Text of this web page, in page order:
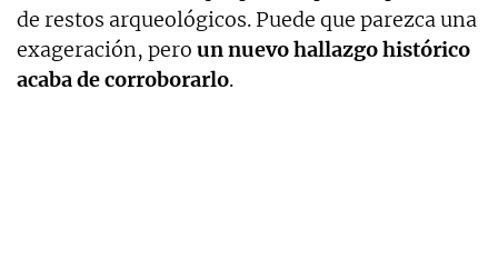
de restos arqueológicos. Puede que parezca una
exageración, pero un nuevo hallazgo histórico
acaba de corroborarlo.